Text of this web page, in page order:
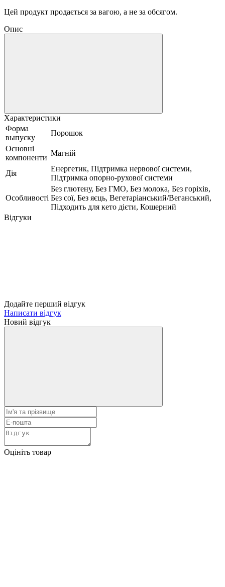
Цей продукт продається за вагою, а не за обсягом.
Опис
Характеристики
Форма
выпуску
Порошок
Основні
компоненти
Магній
Дія
Енергетик, Підтримка нервової системи,
Підтримка опорно-рухової системи
Особливості
Без глютену, Без ГМО, Без молока, Без горіхів,
Без сої, Без яєць, Вегетаріанський/Веганський,
Підходить для кето дієти, Кошерний
Відгуки
Додайте перший відгук
Написати відгук
Новий відгук
Оцініть товар